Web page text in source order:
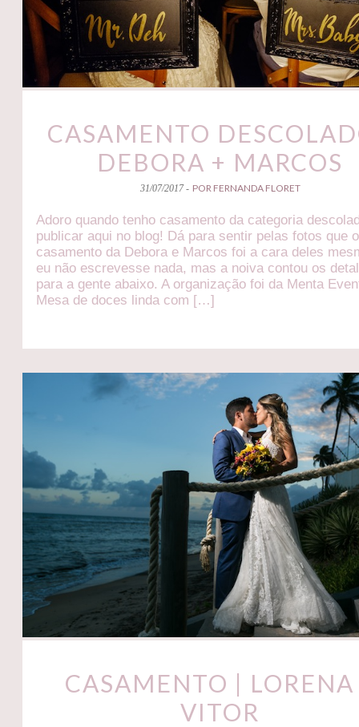
CASAMENTO
DEBORA + MARCOS
31/07/2017 - POR FERNANDA FLORET
Adoro quando tenho casamento da categoria
publicar aqui no blog! Dá para sentir pelas fotos que o
casamento da Debora e Marcos foi a cara deles
eu não escrevesse nada, mas a noiva contou os
para a gente abaixo. A organização foi da Menta
Mesa de doces linda com […]
CASAMENTO |
VITOR